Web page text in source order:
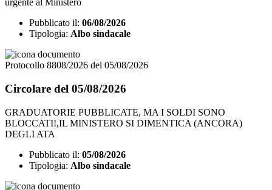
urgente al Ministero
Pubblicato il: 06/08/2026
Tipologia: Albo sindacale
Protocollo 8808/2026 del 05/08/2026
Circolare del 05/08/2026
GRADUATORIE PUBBLICATE, MA I SOLDI SONO
BLOCCATI!,IL MINISTERO SI DIMENTICA (ANCORA)
DEGLI ATA
Pubblicato il: 05/08/2026
Tipologia: Albo sindacale